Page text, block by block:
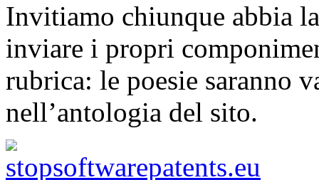
Invitiamo chiunque abbia
inviare i propri
rubrica: le poesie saranno
nell’antologia del sito.